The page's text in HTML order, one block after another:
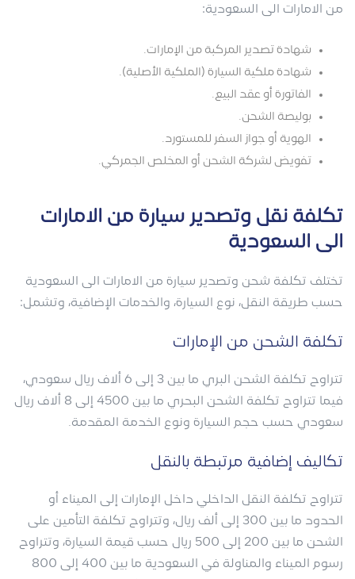
من الامارات الى السعودية:
شهادة تصدير المركبة من الإمارات.
شهادة ملكية السيارة (الملكية الأصلية).
الفاتورة أو عقد البيع.
بوليصة الشحن.
الهوية أو جواز السفر للمستورد.
تفويض لشركة الشحن أو المخلص الجمركي.
تكلفة نقل وتصدير سيارة من الامارات
الى السعودية
تختلف تكلفة شحن وتصدير سيارة من الامارات الى السعودية
حسب طريقة النقل، نوع السيارة، والخدمات الإضافية، وتشمل:
تكلفة الشحن من الإمارات
تتراوح تكلفة الشحن البري ما بين 3 إلى 6 ألاف ريال سعودي،
فيما تتراوح تكلفة الشحن البحري ما بين 4500 إلى 8 ألاف ريال
سعودي حسب حجم السيارة ونوع الخدمة المقدمة.
تكاليف إضافية مرتبطة بالنقل
تتراوح تكلفة النقل الداخلي داخل الإمارات إلى الميناء أو
الحدود ما بين 300 إلى ألف ريال، وتتراوح تكلفة التأمين على
الشحن ما بين 200 إلى 500 ريال حسب قيمة السيارة، وتتراوح
رسوم الميناء والمناولة في السعودية ما بين 400 إلى 800